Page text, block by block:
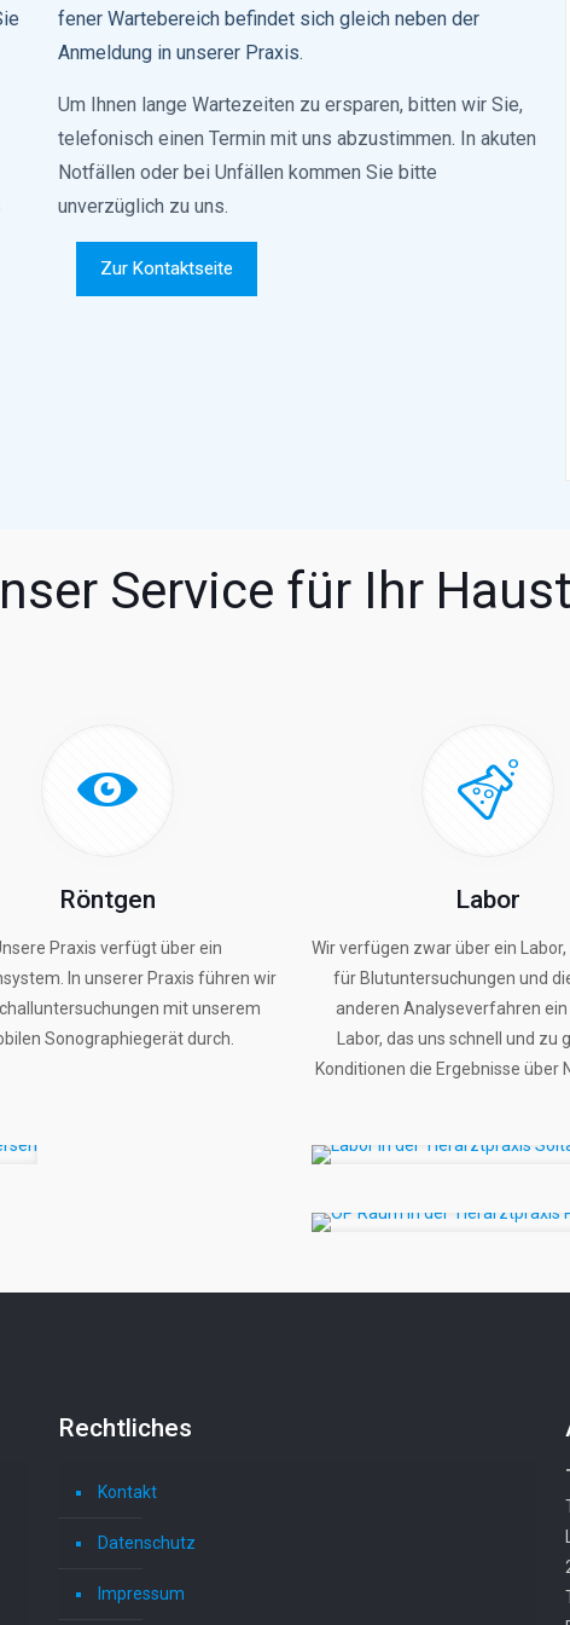
fener Wartebereich befindet sich gleich neben der
Anmeldung in unserer Praxis.
Um Ihnen lange Wartezeiten zu ersparen, bitten wir Sie,
telefonisch einen Termin mit uns abzustimmen. In akuten
Notfällen oder bei Unfällen kommen Sie bitte
unverzüglich zu uns.
Zur Kontaktseite
Service für Ihr
Röntgen
Praxis verfügt über ein
In unserer Praxis führen wir
mit unserem
Sonographiegerät durch.
Labor
Wir verfügen zwar über ein
für Blutuntersuchungen und
anderen Analyseverfahren
Labor, das uns schnell und zu
Konditionen die Ergebnisse über
Rechtliches
Kontakt
Datenschutz
Impressum